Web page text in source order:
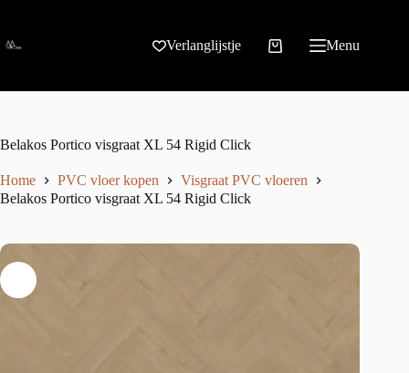
Verlanglijstje Menu
Belakos Portico visgraat XL 54 Rigid Click
Home PVC vloer kopen
Visgraat PVC vloeren
Belakos Portico visgraat XL 54 Rigid Click